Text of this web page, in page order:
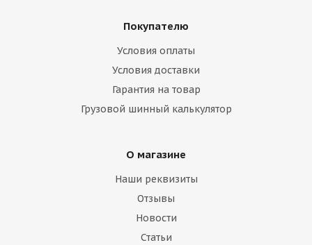
Покупателю
Условия оплаты
Условия доставки
Гарантия на товар
Грузовой шинный калькулятор
О магазине
Наши реквизиты
Отзывы
Новости
Статьи